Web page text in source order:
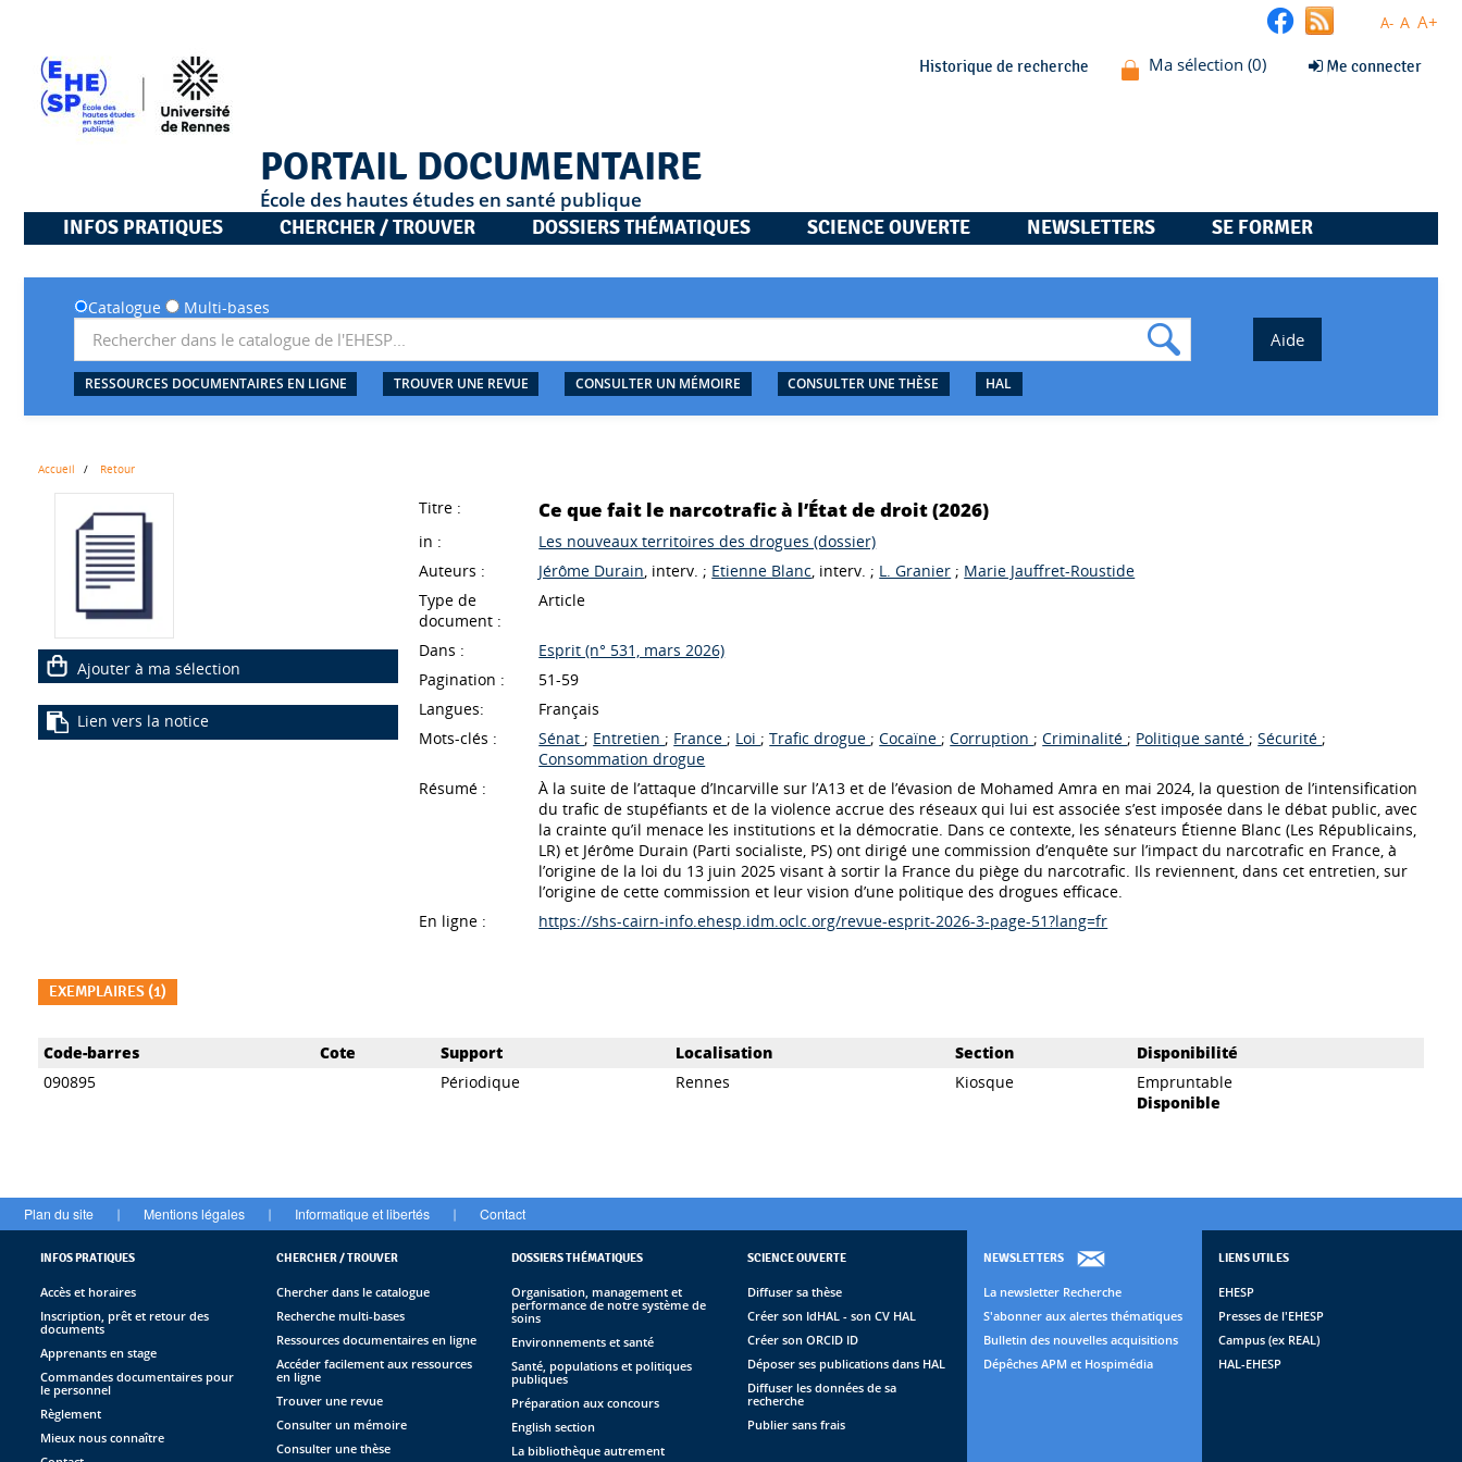
A- A A+
Historique de recherche Me connecter
PORTAIL DOCUMENTAIRE
École des hautes études en santé publique
INFOS PRATIQUES
CHERCHER / TROUVER DOSSIERS THÉMATIQUES SCIENCE OUVERTE NEWSLETTERS SE FORMER
Catalogue Multi-bases
RESSOURCES DOCUMENTAIRES EN LIGNE TROUVER UNE REVUE CONSULTER UN MÉMOIRE CONSULTER UNE THÈSE HAL
Accueil Retour
Ajouter à ma sélection
Lien vers la notice
Titre : Ce que fait le narcotrafic à l’État de droit (2026)
in :
Les nouveaux territoires des drogues (dossier)
Auteurs :
Jérôme Durain , interv. ; Etienne Blanc , interv. ; L. Granier ; Marie Jauffret-Roustide
Type de
document :
Article
Dans :
Esprit (n° 531, mars 2026)
Pagination :
51-59
Langues:
Français
Mots-clés :
Sénat ; Entretien ; France ; Loi ; Trafic drogue ; Cocaïne ; Corruption ; Criminalité ; Politique santé ; Sécurité ;
Consommation drogue
Résumé :
À la suite de l’attaque d’Incarville sur l’A13 et de l’évasion de Mohamed Amra en mai 2024, la question de l’intensification
du trafic de stupéfiants et de la violence accrue des réseaux qui lui est associée s’est imposée dans le débat public, avec
la crainte qu’il menace les institutions et la démocratie. Dans ce contexte, les sénateurs Étienne Blanc (Les Républicains,
LR) et Jérôme Durain (Parti socialiste, PS) ont dirigé une commission d’enquête sur l’impact du narcotrafic en France, à
l’origine de la loi du 13 juin 2025 visant à sortir la France du piège du narcotrafic. Ils reviennent, dans cet entretien, sur
l’origine de cette commission et leur vision d’une politique des drogues efficace.
En ligne :
https://shs-cairn-info.ehesp.idm.oclc.org/revue-esprit-2026-3-page-51?lang=fr
EXEMPLAIRES (1)
Liste des exemplaires
Code-barres Cote Support Localisation Section
Disponibilité
090895
Périodique Rennes Kiosque
Empruntable
Disponible
Plan du site | Mentions légales | Informatique et libertés | Contact
INFOS PRATIQUES
Accès et horaires
Inscription, prêt et retour des
documents
Apprenants en stage
Commandes documentaires pour
le personnel
Règlement
Mieux nous connaître
CHERCHER / TROUVER
Chercher dans le catalogue
Recherche multi-bases
Ressources documentaires en ligne
Accéder facilement aux ressources
en ligne
Trouver une revue
Consulter un mémoire
Consulter une thèse
DOSSIERS THÉMATIQUES
Organisation, management et
performance de notre système de
soins
Environnements et santé
Santé, populations et politiques
publiques
Préparation aux concours
English section
La bibliothèque autrement
SCIENCE OUVERTE
Diffuser sa thèse
Créer son IdHAL - son CV HAL
Créer son ORCID ID
Déposer ses publications dans HAL
Diffuser les données de sa
recherche
Publier sans frais
NEWSLETTERS
La newsletter Recherche
S'abonner aux alertes thématiques
Bulletin des nouvelles acquisitions
Dépêches APM et Hospimédia
LIENS UTILES
EHESP
Presses de l'EHESP
Campus (ex REAL)
HAL-EHESP